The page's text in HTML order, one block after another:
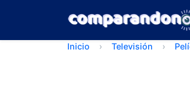
Inicio Televisión